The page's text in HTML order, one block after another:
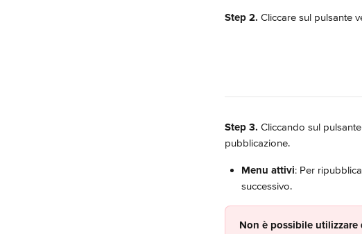
Step 2. Cliccare sul pulsante
Step 3. Cliccando sul
pubblicazione.
Menu attivi: Per
successivo.
Non è possibile